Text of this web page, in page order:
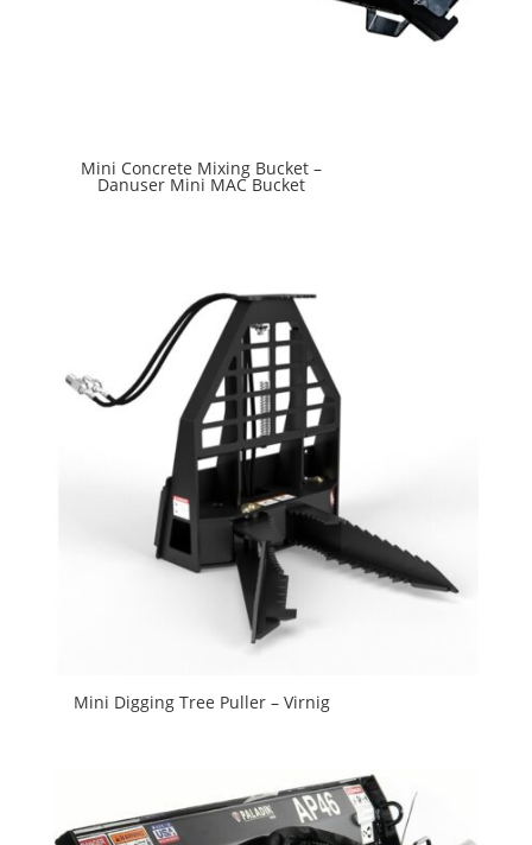
Mini Concrete Mixing Bucket –
Danuser Mini MAC Bucket
Mini Digging Tree Puller – Virnig